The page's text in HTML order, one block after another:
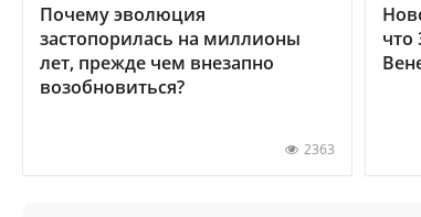
Почему эволюция
застопорилась на миллионы
лет, прежде чем внезапно
возобновиться?
2363
что